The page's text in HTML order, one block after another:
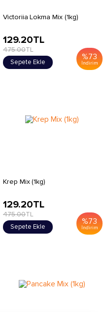
Victoriia Lokma Mix (1kg)
%73
İndirim
129.20TL
475.00TL
Sepete Ekle
Krep Mix (1kg)
%73
İndirim
129.20TL
475.00TL
Sepete Ekle